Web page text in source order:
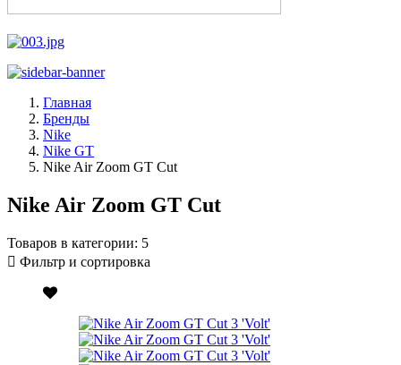
Главная
Бренды
Nike
Nike GT
Nike Air Zoom GT Cut
Nike Air Zoom GT Cut
Товаров в категории: 5
Фильтр и сортировка